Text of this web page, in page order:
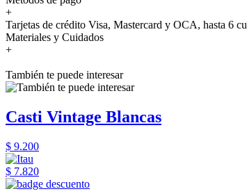
+
Tarjetas de crédito Visa, Mastercard y OCA, hasta 6
Materiales y Cuidados
+
También te puede interesar
Casti Vintage Blancas
$ 9.200
$ 7.820